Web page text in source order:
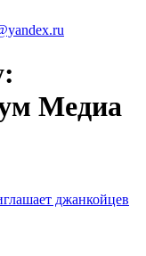
Медиа
джанкойцев